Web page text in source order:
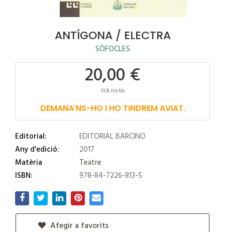
ANTÍGONA / ELECTRA
SÒFOCLES
20,00 €
IVA inclós
DEMANA'NS-HO I HO TINDREM AVIAT.
Editorial:
EDITORIAL BARCINO
Any d'edició:
2017
Matèria
Teatre
ISBN:
978-84-7226-813-5
Afegir a favorits